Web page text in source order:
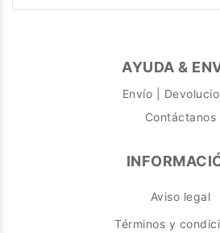
AYUDA &
Envío |
Contáctanos
Aviso legal
Términos y